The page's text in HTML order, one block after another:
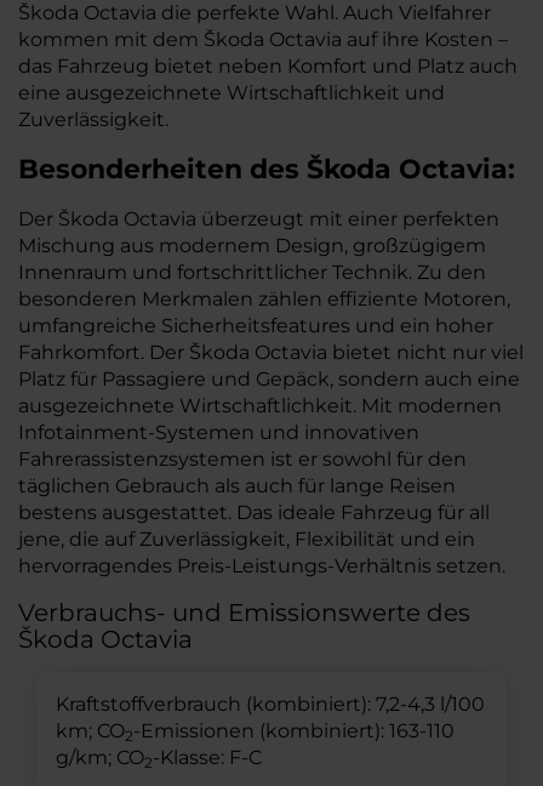
Škoda Octavia die perfekte Wahl. Auch Vielfahrer
kommen mit dem Škoda Octavia auf ihre Kosten –
das Fahrzeug bietet neben Komfort und Platz auch
eine ausgezeichnete Wirtschaftlichkeit und
Zuverlässigkeit.
Besonderheiten des Škoda Octavia:
Der Škoda Octavia überzeugt mit einer perfekten
Mischung aus modernem Design, großzügigem
Innenraum und fortschrittlicher Technik. Zu den
besonderen Merkmalen zählen effiziente Motoren,
umfangreiche Sicherheitsfeatures und ein hoher
Fahrkomfort. Der Škoda Octavia bietet nicht nur viel
Platz für Passagiere und Gepäck, sondern auch eine
ausgezeichnete Wirtschaftlichkeit. Mit modernen
Infotainment-Systemen und innovativen
Fahrerassistenzsystemen ist er sowohl für den
täglichen Gebrauch als auch für lange Reisen
bestens ausgestattet. Das ideale Fahrzeug für all
jene, die auf Zuverlässigkeit, Flexibilität und ein
hervorragendes Preis-Leistungs-Verhältnis setzen.
Verbrauchs- und Emissionswerte des
Škoda Octavia
Kraftstoffverbrauch (kombiniert): 7,2-4,3 l/100
km; CO2-Emissionen (kombiniert): 163-110
g/km; CO2-Klasse: F-C